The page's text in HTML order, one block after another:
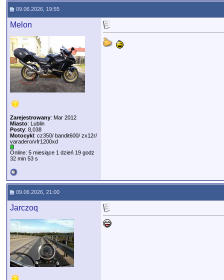
09.06.2026, 19:55
Melon
Zarejestrowany: Mar 2012
Miasto: Lublin
Posty: 8,038
Motocykl: cz350/ bandit600/ zx12r/
varadero/vfr1200xd
Online: 5 miesiące 1 dzień 19 godz
32 min 53 s
09.06.2026, 21:00
Jarczoq